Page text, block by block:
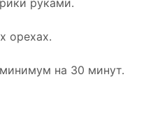
руками.
орехах.
на 30 минут.